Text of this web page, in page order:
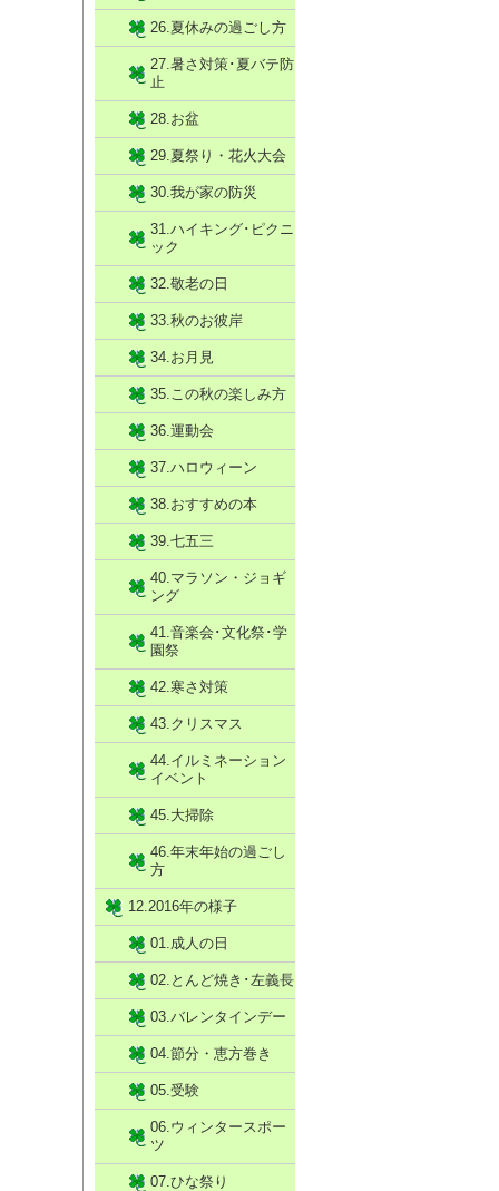
26.夏休みの過ごし方
27.暑さ対策･夏バテ防
止
28.お盆
29.夏祭り・花火大会
30.我が家の防災
31.ハイキング･ピクニ
ック
32.敬老の日
33.秋のお彼岸
34.お月見
35.この秋の楽しみ方
36.運動会
37.ハロウィーン
38.おすすめの本
39.七五三
40.マラソン・ジョギ
ング
41.音楽会･文化祭･学
園祭
42.寒さ対策
43.クリスマス
44.イルミネーション
イベント
45.大掃除
46.年末年始の過ごし
方
12.2016年の様子
01.成人の日
02.とんど焼き･左義長
03.バレンタインデー
04.節分・恵方巻き
05.受験
06.ウィンタースポー
ツ
07.ひな祭り